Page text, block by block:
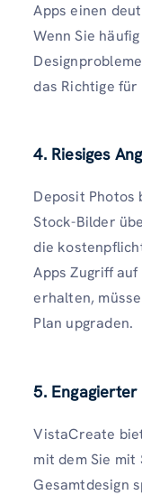
Apps einen
Wenn Sie
das Richtige für
4. Riesiges
Deposit Photos
Stock-Bilder
die
Apps Zugriff
erhalten,
Plan upgraden.
5.
VistaCreate
mit dem Sie
Gesamtdesign